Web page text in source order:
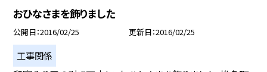
おひなさまを飾りました
公開日 2016/02/25 更新日 2016/02/25
工事関係